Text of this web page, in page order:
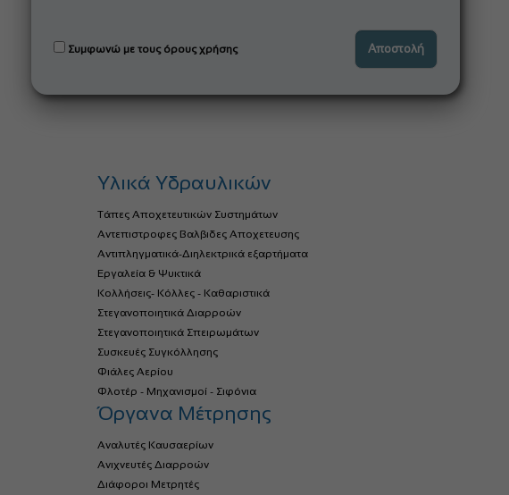
Συμφωνώ με τους όρους χρήσης
Υλικά Υδραυλικών
Τάπες Αποχετευτικών Συστημάτων
Αντεπιστροφες Βαλβιδες Αποχετευσης
Αντιπληγματικά-Διηλεκτρικά εξαρτήματα
Εργαλεία & Ψυκτικά
Κολλήσεις- Κόλλες - Καθαριστικά
Στεγανοποιητικά Διαρροών
Στεγανοποιητικά Σπειρωμάτων
Συσκευές Συγκόλλησης
Φιάλες Αερίου
Φλοτέρ - Μηχανισμοί - Σιφόνια
Όργανα Μέτρησης
Αναλυτές Καυσαερίων
Ανιχνευτές Διαρροών
Διάφοροι Μετρητές